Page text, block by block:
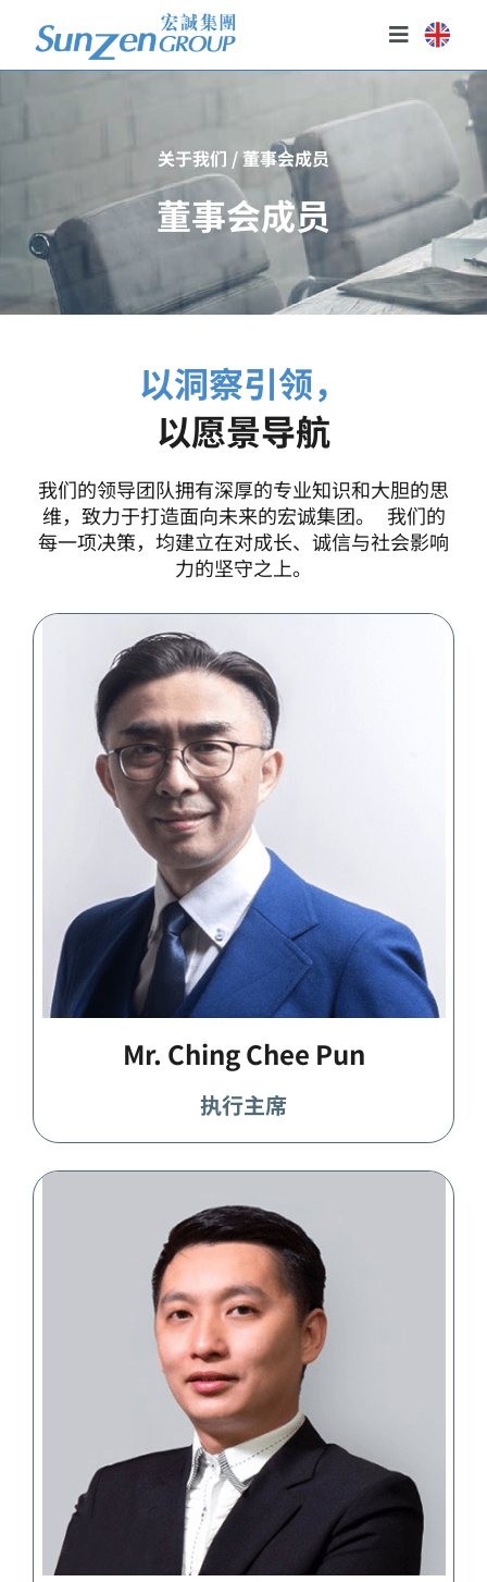
content
Toggle
关于我们
投资者关系
政策
关于我们 / 董事会成员
董事会成员
以洞察引领，
以愿景导航
我们的领导团队拥有深厚的专业知识和大胆的思
维，致力于打造面向未来的宏诚集团。 我们的
每一项决策，均建立在对成长、诚信与社会影响
力的坚守之上。
Mr. Ching Chee Pun
执行主席